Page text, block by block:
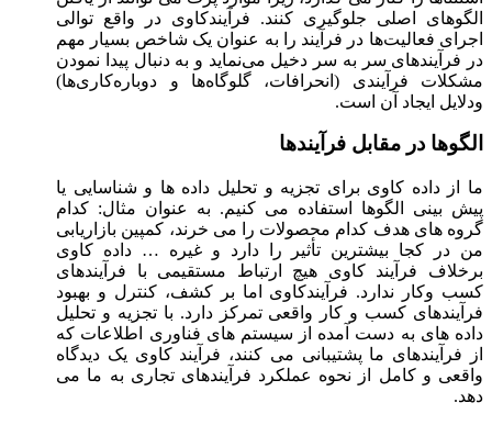
الگوهای اصلی جلوگیری کنند. فرآیندکاوی در واقع توالی
اجرای فعالیت‌ها در فرآیند را به عنوان یک شاخص بسیار مهم
در فرآیند‌های سر به سر دخیل می‌نماید و به دنبال پیدا نمودن
مشکلات فرآیندی (انحرافات، گلوگاه‌ها و دوباره‌کاری‌ها)
ودلایل ایجاد آن است.
الگوها در مقابل فرآیندها
ما از داده کاوی برای تجزیه و تحلیل داده ها و شناسایی یا
پیش بینی الگوها استفاده می کنیم. به عنوان مثال: کدام
گروه های هدف کدام محصولات را می خرند، کمپین بازاریابی
من در کجا بیشترین تأثیر را دارد و غیره … داده کاوی
برخلاف فرآیند کاوی هیچ ارتباط مستقیمی با فرآیندهای
کسب وکار ندارد. فرآیند‌کاوی اما بر کشف، کنترل و بهبود
فرآیندهای کسب و کار واقعی تمرکز دارد. با تجزیه و تحلیل
داده های به دست آمده از سیستم های فناوری اطلاعات که
از فرآیندهای ما پشتیبانی می کنند، فرآیند کاوی یک دیدگاه
واقعی و کامل از نحوه عملکرد فرآیندهای تجاری به ما می
دهد.